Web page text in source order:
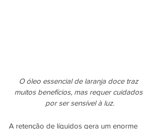
O óleo essencial de laranja doce traz
muitos benefícios, mas requer cuidados
por ser sensível à luz.
A retenção de líquidos gera um enorme